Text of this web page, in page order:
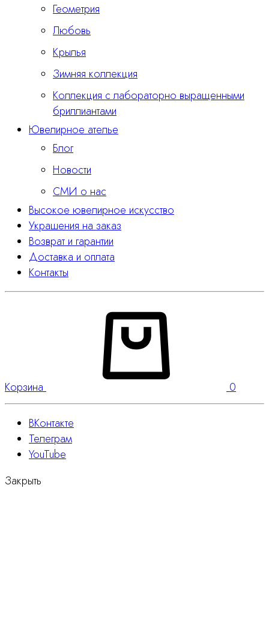
Геометрия
Любовь
Крылья
Зимняя коллекция
Коллекция с лабораторно выращенными
бриллиантами
Ювелирное ателье
Блог
Новости
СМИ о нас
Высокое ювелирное искусство
Украшения на заказ
Возврат и гарантии
Доставка и оплата
Контакты
Корзина 0
ВКонтакте
Телеграм
YouTube
Закрыть